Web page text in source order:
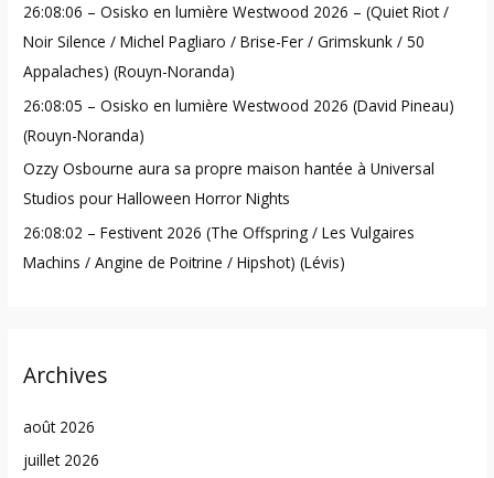
r
:
26:08:06 – Osisko en lumière Westwood 2026 – (Quiet Riot /
Noir Silence / Michel Pagliaro / Brise-Fer / Grimskunk / 50
Appalaches) (Rouyn-Noranda)
26:08:05 – Osisko en lumière Westwood 2026 (David Pineau)
(Rouyn-Noranda)
Ozzy Osbourne aura sa propre maison hantée à Universal
Studios pour Halloween Horror Nights
26:08:02 – Festivent 2026 (The Offspring / Les Vulgaires
Machins / Angine de Poitrine / Hipshot) (Lévis)
Archives
août 2026
juillet 2026